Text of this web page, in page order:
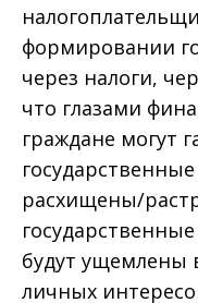
формировании
через налоги,
что глазами
граждане могут
расхищены/
будут ущемлены
личных